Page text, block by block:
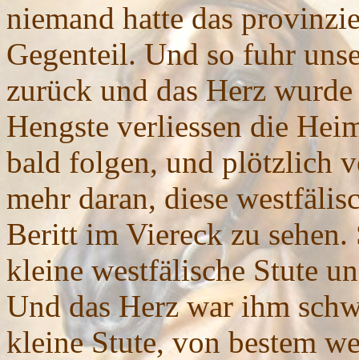
niemand hatte das
Gegenteil. Und so fuhr
zurück und das Herz
Hengste verliessen die
bald folgen, und plötzlich
mehr daran, diese
Beritt im Viereck zu sehen.
kleine westfälische Stute
Und das Herz war ihm
kleine Stute, von bestem